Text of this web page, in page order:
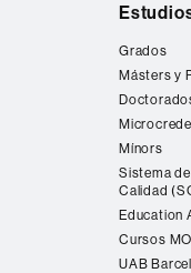
Grados
Másters y
Mínors
Sistema
Calidad
Education
Cursos
UAB